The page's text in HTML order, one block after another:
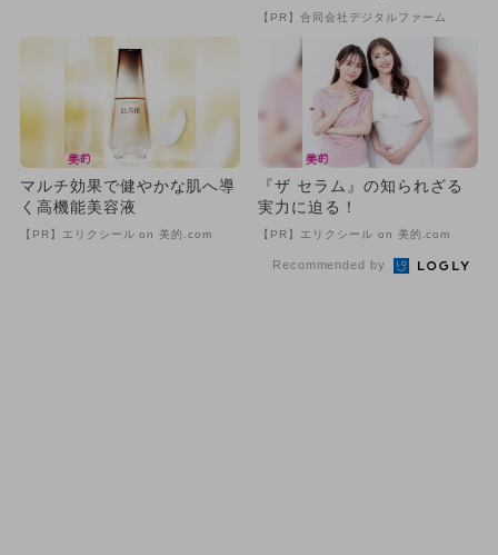
【PR】合同会社デジタルファーム
マルチ効果で健やかな肌へ導
く高機能美容液
【PR】エリクシール on 美的.com
『ザ セラム』の知られざる
実力に迫る！
【PR】エリクシール on 美的.com
Recommended by